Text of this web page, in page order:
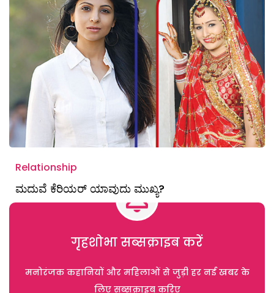
Relationship
ಮದುವೆ ಕೆರಿಯರ್ ಯಾವುದು ಮುಖ್ಯ?
गृहशोभा सब्सक्राइब करें
मनोरंजक कहानियों और महिलाओं से जुड़ी हर नई खबर के
लिए सब्सक्राइब करिए